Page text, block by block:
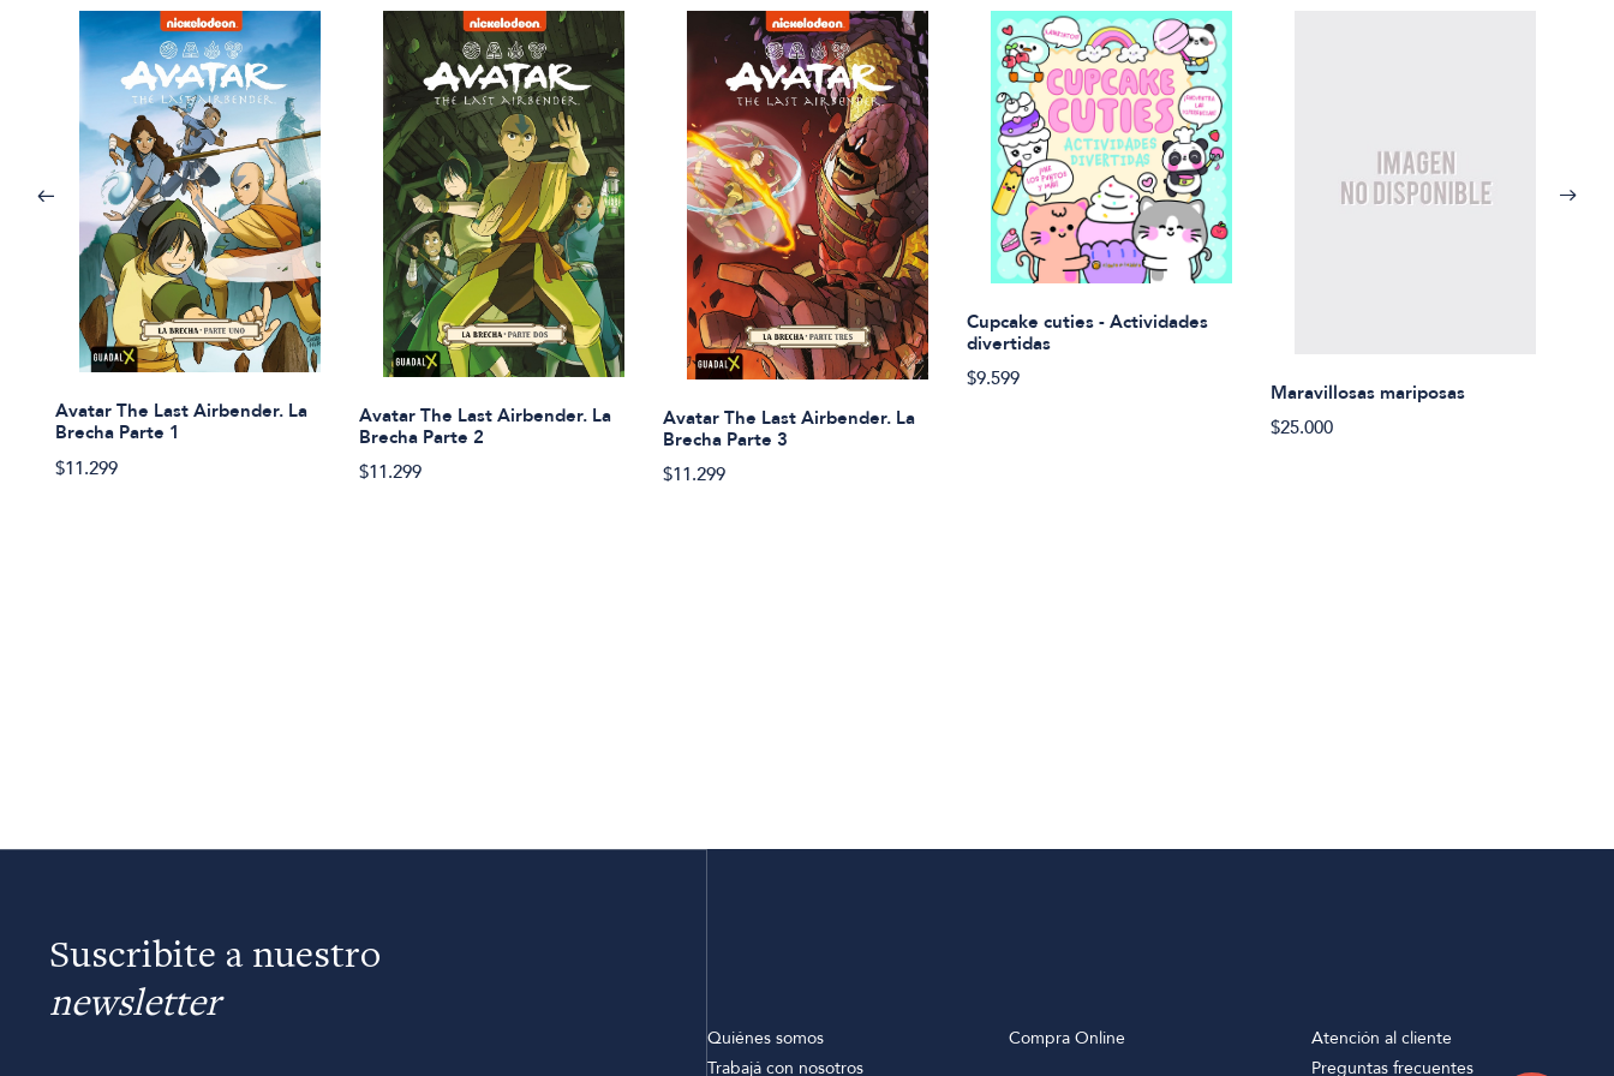
Avatar The Last Airbender. La
Brecha Parte 1
$11.299
Avatar The Last Airbender. La
Brecha Parte 2
$11.299
Avatar The Last Airbender. La
Brecha Parte 3
$11.299
Cupcake cuties - Actividades
divertidas
$9.599
Maravillosas mariposas
$25.000
Suscribite a nuestro
newsletter
Quiénes somos
Trabajá con nosotros
Compra Online
Atención al cliente
Preguntas frecuentes